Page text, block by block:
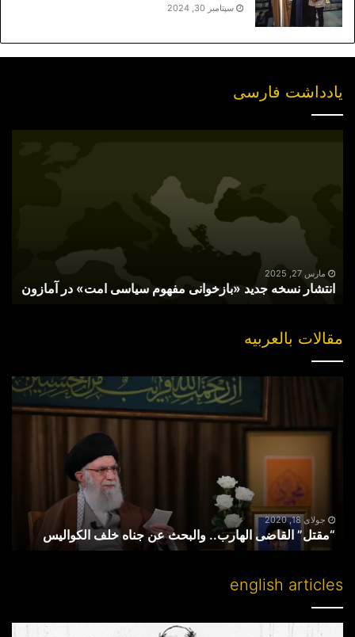
سپتامبر 30, 2024
یادداشت فارسی
آمازونمارس 27, 2025
انتشار نسخه جدید «بازخوانی مفهوم سیاسی امت» در آمازون
مقالات بالعربیه
والبحث
جولای 18, 2020
“مقتل” القاضی الهارب.. والبحث عن جناه خلف الکوالیس
english articles